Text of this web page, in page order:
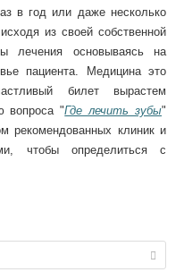
в год или даже несколько
из своей собственной
лечения основываясь на
пациента. Медицина это
билет вырастем
вопроса "Где лечить зубы"
рекомендованных клиник и
чтобы определиться с